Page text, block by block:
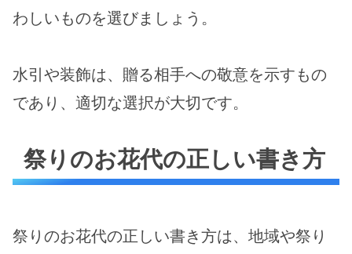
わしいものを選びましょう。
水引や装飾は、贈る相手への敬意を示すもの
であり、適切な選択が大切です。
祭りのお花代の正しい書き方
祭りのお花代の正しい書き方は、地域や祭り